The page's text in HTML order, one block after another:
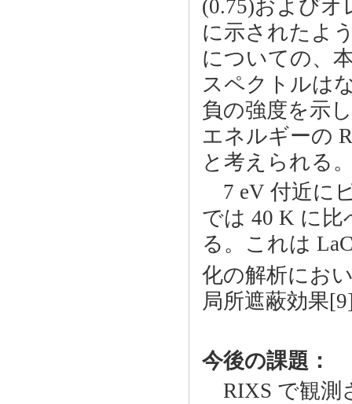
(0.75)およびオ
に示されたよ
についての、
スペクトルは
負の強度を示
エネルギーの
と考えられる
7 eV 付近に
では 40 K に比
る。これは
化の解析にお
局所遮蔽効果
今後の課題：
RIXS で観測